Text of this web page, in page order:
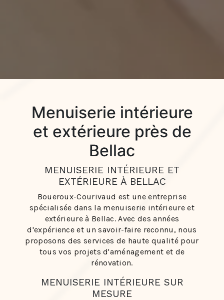
Menuiserie intérieure
et extérieure près de
Bellac
MENUISERIE INTÉRIEURE ET
EXTÉRIEURE À BELLAC
Boueroux-Courivaud est une entreprise
spécialisée dans la menuiserie intérieure et
extérieure à Bellac. Avec des années
d'expérience et un savoir-faire reconnu, nous
proposons des services de haute qualité pour
tous vos projets d'aménagement et de
rénovation.
MENUISERIE INTÉRIEURE SUR
MESURE